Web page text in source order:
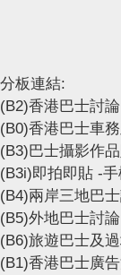
分板連結:
(B2)香港巴士討論
(B0)香港巴士車
(B3)巴士攝影作
(B3i)即拍即貼 -
(B4)兩岸三地巴
(B5)外地巴士討論
(B6)旅遊巴士及
(B1)香港巴士廣